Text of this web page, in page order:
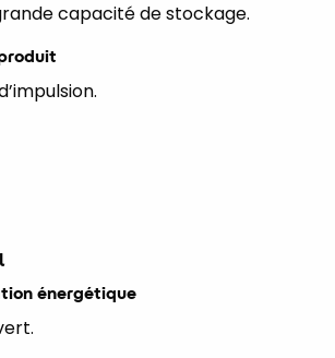
capacité de stockage.
énergétique